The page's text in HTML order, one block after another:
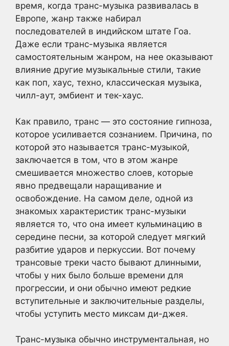
время, когда транс-музыка развивалась в
Европе, жанр также набирал
последователей в индийском штате Гоа.
Даже если транс-музыка является
самостоятельным жанром, на нее оказывают
влияние другие музыкальные стили, такие
как поп, хаус, техно, классическая музыка,
чилл-аут, эмбиент и тек-хаус.
Как правило, транс — это состояние гипноза,
которое усиливается сознанием. Причина, по
которой это называется транс-музыкой,
заключается в том, что в этом жанре
смешивается множество слоев, которые
явно предвещали наращивание и
освобождение. На самом деле, одной из
знакомых характеристик транс-музыки
является то, что она имеет кульминацию в
середине песни, за которой следует мягкий
разбитие ударов и перкуссии. Вот почему
трансовые треки часто бывают длинными,
чтобы у них было больше времени для
прогрессии, и они обычно имеют редкие
вступительные и заключительные разделы,
чтобы уступить место миксам ди-джея.
Транс-музыка обычно инструментальная, но